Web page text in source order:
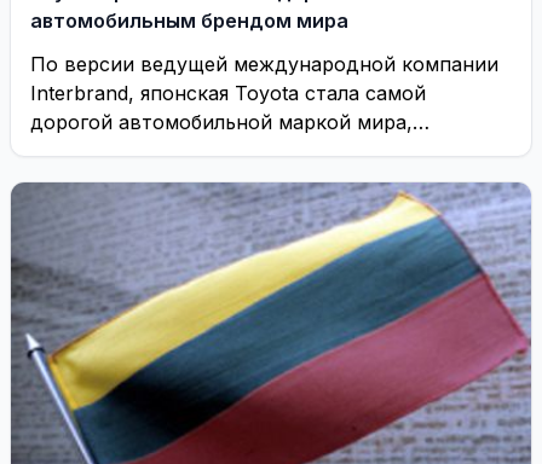
автомобильным брендом мира
По версии ведущей международной компании
Interbrand, японская Toyota стала самой
дорогой автомобильной маркой мира,
сообщает Вести.ru